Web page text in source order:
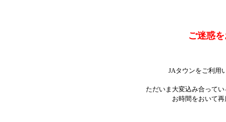
ご迷惑
JAタウンをご利用
ただいま大変込み合って
お時間をおいて